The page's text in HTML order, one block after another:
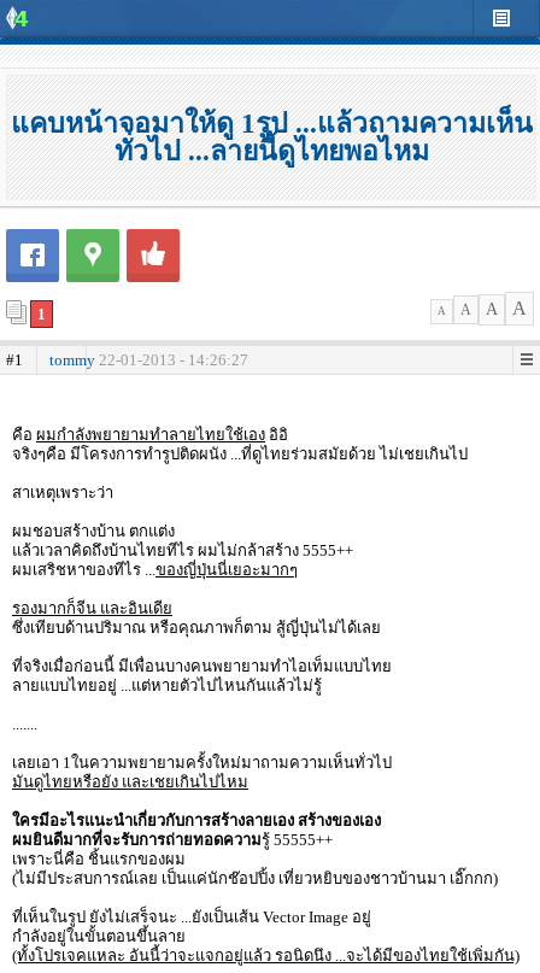
แคบหน้าจอมาให้ดู 1รูป ...แล้วถามความเห็น
ทั่วไป ...ลายนี้ดูไทยพอไหม
1 A A A A
#1 tommy 22-01-2013 - 14:26:27
คือ ผมกำลังพยายามทำลายไทยใช้เอง อิอิ
จริงๆคือ มีโครงการทำรูปติดผนัง ...ที่ดูไทยร่วมสมัยด้วย ไม่เชยเกินไป
สาเหตุเพราะว่า
ผมชอบสร้างบ้าน ตกแต่ง
แล้วเวลาคิดถึงบ้านไทยทีไร ผมไม่กล้าสร้าง 5555++
ผมเสริชหาของทีไร ...ของญี่ปุ่นนี่เยอะมากๆ
รองมากก็จีน และอินเดีย
ซึ่งเทียบด้านปริมาณ หรือคุณภาพก็ตาม สู้ญี่ปุ่นไม่ได้เลย
ที่จริงเมื่อก่อนนี้ มีเพื่อนบางคนพยายามทำไอเท็มแบบไทย
ลายแบบไทยอยู่ ...แต่หายตัวไปไหนกันแล้วไม่รู้
.......
เลยเอา 1ในความพยายามครั้งใหม่มาถามความเห็นทั่วไป
มันดูไทยหรือยัง และเชยเกินไปไหม
ใครมีอะไรแนะนำเกี่ยวกับการสร้างลายเอง สร้างของเอง
ผมยินดีมากที่จะรับการถ่ายทอดความรู้ 55555++
เพราะนี่คือ ชิ้นแรกของผม
(ไม่มีประสบการณ์เลย เป็นแค่นักช๊อปปิ้ง เที่ยวหยิบของชาวบ้านมา เอิ๊กกก)
ที่เห็นในรูป ยังไม่เสร็จนะ ...ยังเป็นเส้น Vector Image อยู่
กำลังอยู่ในขั้นตอนขึ้นลาย
(ทั้งโปรเจคแหละ อันนี้ว่าจะแจกอยู่แล้ว รอนิดนึง ...จะได้มีของไทยใช้เพิ่มกัน)